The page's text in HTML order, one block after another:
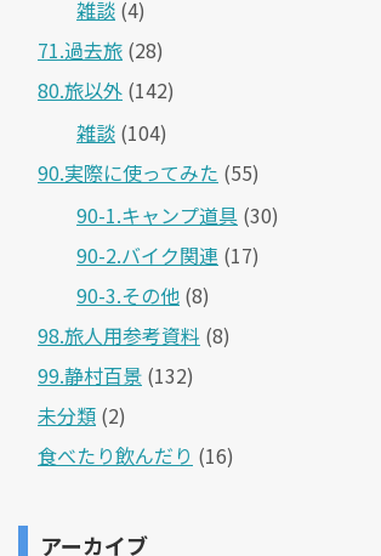
雑談 (4)
71.過去旅 (28)
80.旅以外 (142)
雑談 (104)
90.実際に使ってみた (55)
90-1.キャンプ道具 (30)
90-2.バイク関連 (17)
90-3.その他 (8)
98.旅人用参考資料 (8)
99.静村百景 (132)
未分類 (2)
食べたり飲んだり (16)
アーカイブ